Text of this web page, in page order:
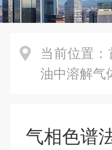
当前位置：
油中溶解气
气相色谱